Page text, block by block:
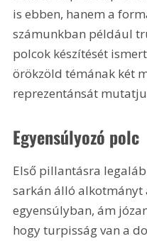
is ebben, hanem a
számunkban például
polcok készítését
örökzöld témának két
reprezentánsát
Egyensúlyozó polc
Első pillantásra
sarkán álló alkotmányt
egyensúlyban, ám
hogy turpisság van a